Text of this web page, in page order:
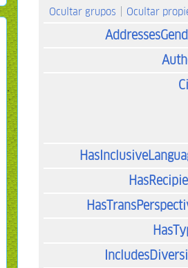
Ocultar grupos Ocultar